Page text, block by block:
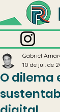
O dilema
Gabriel
10 de jul. de